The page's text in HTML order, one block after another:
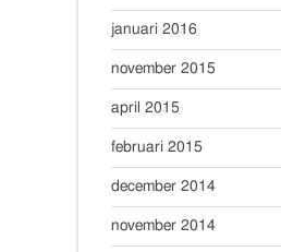
januari 2016
november 2015
april 2015
februari 2015
december 2014
november 2014